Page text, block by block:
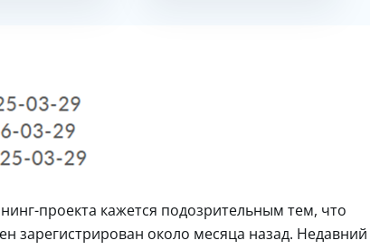
проекта кажется подозрительным тем, что
зарегистрирован около месяца назад. Недавний